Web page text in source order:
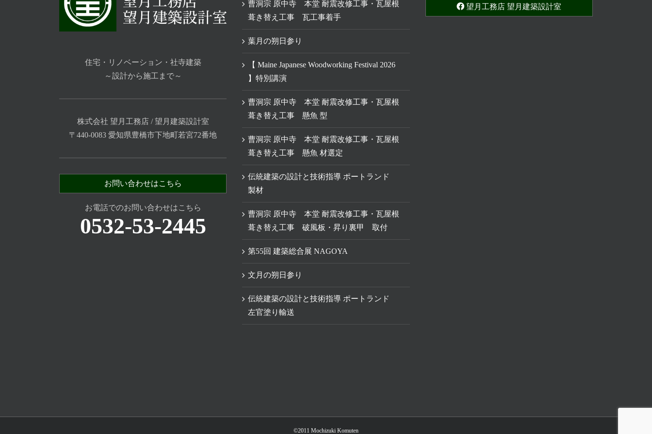
住宅・リノベーション・社寺建築
～設計から施工まで～
株式会社 望月工務店 / 望月建築設計室
〒440-0083 愛知県豊橋市下地町若宮72番地
お問い合わせはこちら
お電話でのお問い合わせはこちら
0532-53-2445
曹洞宗 原中寺 本堂 耐震改修工事・瓦屋根
葺き替え工事 瓦工事着手
葉月の朔日参り
【 Maine Japanese Woodworking Festival 2026
】特別講演
曹洞宗 原中寺 本堂 耐震改修工事・瓦屋根
葺き替え工事 懸魚 型
曹洞宗 原中寺 本堂 耐震改修工事・瓦屋根
葺き替え工事 懸魚 材選定
伝統建築の設計と技術指導 ポートランド
製材
曹洞宗 原中寺 本堂 耐震改修工事・瓦屋根
葺き替え工事 破風板・昇り裏甲 取付
第55回 建築総合展 NAGOYA
文月の朔日参り
伝統建築の設計と技術指導 ポートランド
左官塗り輸送
望月工務店 望月建築設計室
©2011 Mochizuki Komuten